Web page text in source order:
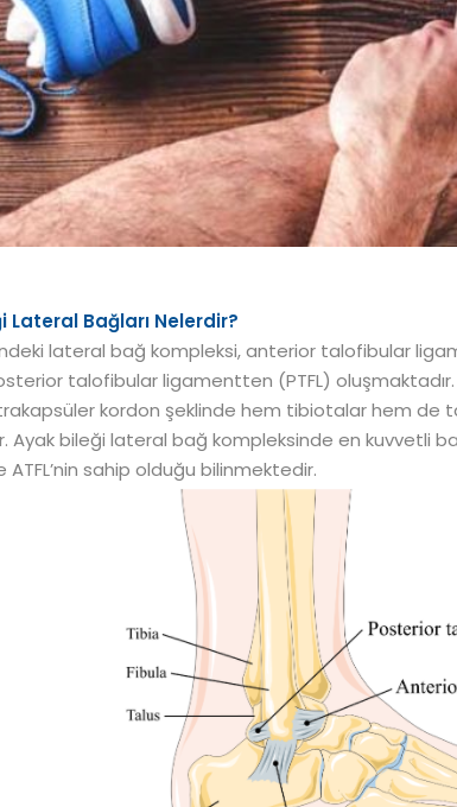
Lateral Bağları Nelerdir?
lateral bağ kompleksi, anterior talofibular
talofibular ligamentten (PTFL) oluşmaktadır.
kordon şeklinde hem tibiotalar hem de
bileği lateral bağ kompleksinde en kuvvetli
ATFL’nin sahip olduğu bilinmektedir.